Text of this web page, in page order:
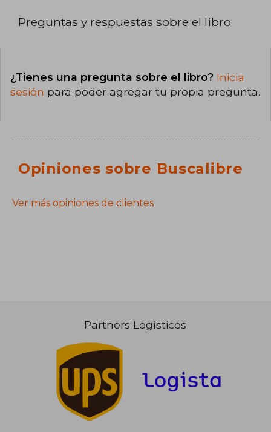
Preguntas y respuestas sobre el libro
¿Tienes una pregunta sobre el libro? Inicia
sesión para poder agregar tu propia pregunta.
Opiniones sobre Buscalibre
Ver más opiniones de clientes
Partners Logísticos